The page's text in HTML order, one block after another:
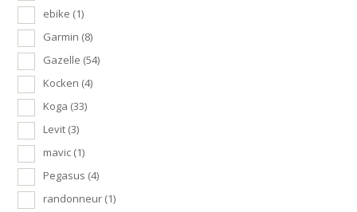
ebike (1)
Garmin (8)
Gazelle (54)
Kocken (4)
Koga (33)
Levit (3)
mavic (1)
Pegasus (4)
randonneur (1)